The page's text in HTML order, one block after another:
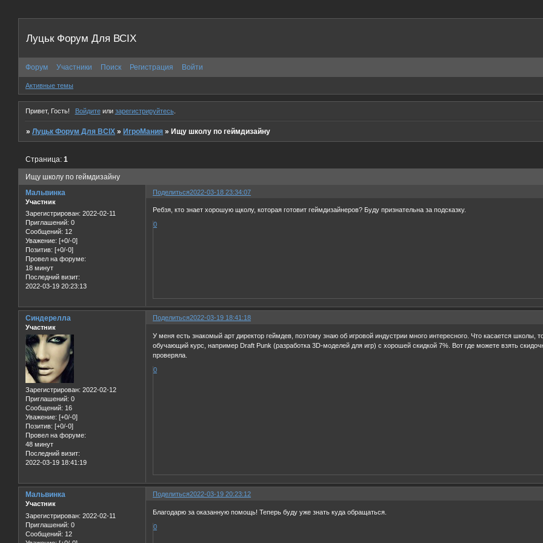
Луцьк Форум Для ВСІХ
Форум Участники Поиск Регистрация Войти
Активные темы
Привет, Гость! Войдитеили зарегистрируйтесь.
»Луцьк Форум Для ВСІХ »ИгроМания »Ищу школу по геймдизайну
Ищу школу по геймдизайну
Страница:1
Поделиться2022-03-18 23:34:07
Мальвинка
Участник
Зарегистрирован: 2022-02-11
Приглашений: 0
Сообщений: 12
Уважение: [+0/-0]
Позитив: [+0/-0]
Провел на форуме:
18 минут
Последний визит:
2022-03-19 20:23:13
Ребзя, кто знает хорошую щколу, которая готовит геймдизайнеров? Буду признательна за подсказку.
0
Поделиться2022-03-19 18:41:18
Синдерелла
Участник
Зарегистрирован: 2022-02-12
Приглашений: 0
Сообщений: 16
Уважение: [+0/-0]
Позитив: [+0/-0]
Провел на форуме:
48 минут
Последний визит:
2022-03-19 18:41:19
У меня есть знакомый арт директор геймдев, поэтому знаю об игровой индустрии много интересного. Что касается
обучающий курс, например Draft Punk (разработка 3D-моделей для игр) с хорошей скидкой 7%. Вот где можете взять
проверяла.
0
Поделиться2022-03-19 20:23:12
Мальвинка
Участник
Зарегистрирован: 2022-02-11
Приглашений: 0
Сообщений: 12
Благодарю за оказанную помощь! Теперь буду уже знать куда обращаться.
0